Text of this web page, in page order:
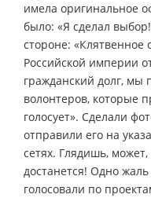
имела оригинальное
было: «Я сделал
стороне:
Российской империи
гражданский долг, мы
волонтеров, которые
голосует». Сделали
отправили его на
сетях. Глядишь,
достанется! Одно
голосовали по